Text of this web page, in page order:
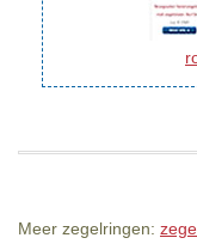
Meer zegelringen: